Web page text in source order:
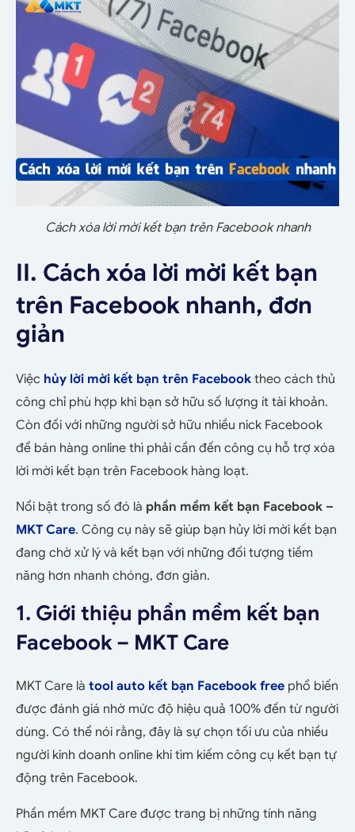
Cách xóa lời mời kết bạn trên Facebook nhanh
II. Cách xóa lời mời kết bạn
trên Facebook nhanh, đơn
giản
Việc hủy lời mời kết bạn trên Facebook theo cách thủ
công chỉ phù hợp khi bạn sở hữu số lượng ít tài khoản.
Còn đối với những người sở hữu nhiều nick Facebook
để bán hàng online thì phải cần đến công cụ hỗ trợ xóa
lời mời kết bạn trên Facebook hàng loạt.
Nổi bật trong số đó là phần mềm kết bạn Facebook –
MKT Care. Công cụ này sẽ giúp bạn hủy lời mời kết bạn
đang chờ xử lý và kết bạn với những đối tượng tiềm
năng hơn nhanh chóng, đơn giản.
1. Giới thiệu phần mềm kết bạn
Facebook – MKT Care
MKT Care là tool auto kết bạn Facebook free phổ biến
được đánh giá nhờ mức độ hiệu quả 100% đến từ người
dùng. Có thể nói rằng, đây là sự chọn tối ưu của nhiều
người kinh doanh online khi tìm kiếm công cụ kết bạn tự
động trên Facebook.
Phần mềm MKT Care được trang bị những tính năng